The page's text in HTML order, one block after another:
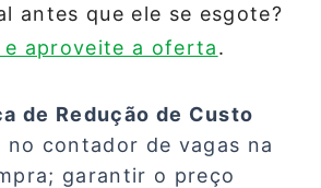
antes que ele se esgote?
e aproveite a oferta.
de Redução de Custo
no contador de vagas na
garantir o preço